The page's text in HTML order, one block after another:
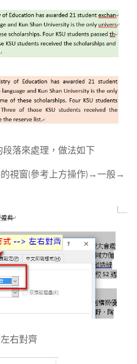
落來處理，做法如下
視窗(參考上方操作)→一般→
右對齊